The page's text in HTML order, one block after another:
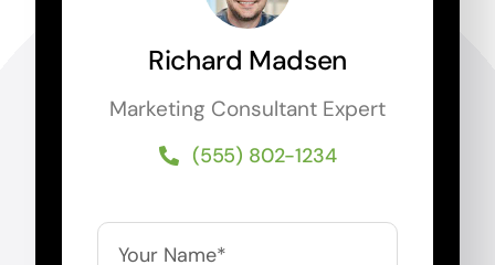
Richard Madsen
Marketing Consultant Expert
(555) 802-1234